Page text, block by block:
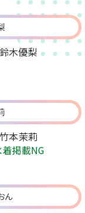
鈴木優梨
竹本茉莉
掲載NG